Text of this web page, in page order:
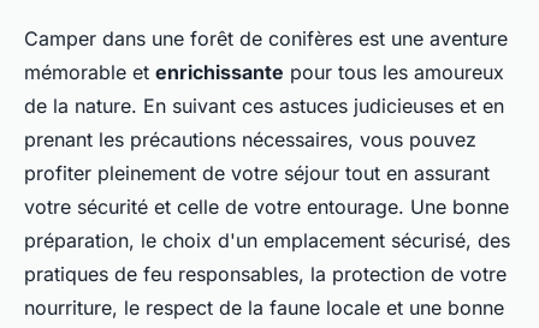
Camper dans une forêt de conifères est une aventure
mémorable et enrichissante pour tous les amoureux
de la nature. En suivant ces astuces judicieuses et en
prenant les précautions nécessaires, vous pouvez
profiter pleinement de votre séjour tout en assurant
votre sécurité et celle de votre entourage. Une bonne
préparation, le choix d'un emplacement sécurisé, des
pratiques de feu responsables, la protection de votre
nourriture, le respect de la faune locale et une bonne